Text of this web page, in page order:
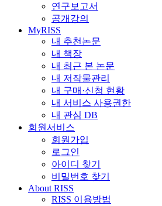
연구보고서
공개강의
MyRISS
내 추천논문
내 책장
내 최근 본 논문
내 저작물관리
내 구매·신청 현황
내 서비스 사용권한
내 관심 DB
회원서비스
회원가입
로그인
아이디 찾기
비밀번호 찾기
About RISS
RISS 이용방법